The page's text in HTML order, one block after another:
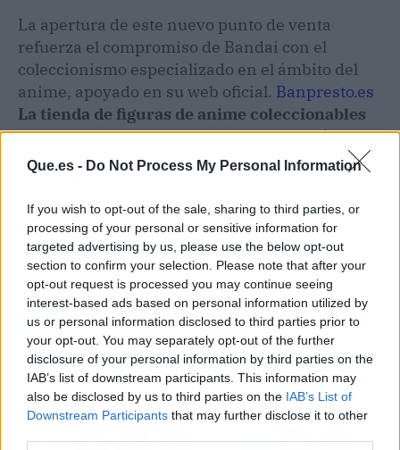
Que.es - Do Not Process My Personal Information
If you wish to opt-out of the sale, sharing to third parties, or
processing of your personal or sensitive information for
targeted advertising by us, please use the below opt-out
section to confirm your selection. Please note that after your
opt-out request is processed you may continue seeing
interest-based ads based on personal information utilized by
us or personal information disclosed to third parties prior to
your opt-out. You may separately opt-out of the further
disclosure of your personal information by third parties on the
IAB’s list of downstream participants. This information may
also be disclosed by us to third parties on the IAB’s List of
Downstream Participants that may further disclose it to other
La apertura de este nuevo punto de venta
refuerza el compromiso de Bandai con el
coleccionismo especializado en el ámbito del
anime, apoyado en su web oficial. Banpresto.es
La tienda de figuras de anime coleccionables
se presenta como un nuevo paso estratégico
en el crecimiento de la marca dentro del
sólida para ampliar su comunidad y fomentar la
cultura del coleccionismo vinculado al
entretenimiento japonés.
Artículo anterior
Priorizar la estabilidad
financiera en verano; la
reunificación de deudas
una solución clave
Artículo siguiente
Hacking ético como
defensa en un nuevo
campo de batalla global